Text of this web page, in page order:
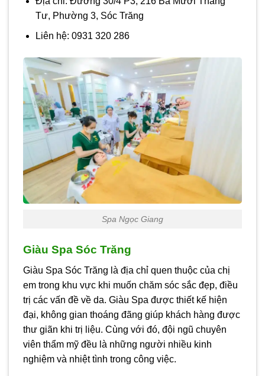
Tư, Phường 3, Sóc Trăng
Liên hệ: 0931 320 286
Spa Ngọc Giang
Giàu Spa Sóc Trăng
Giàu Spa Sóc Trăng là địa chỉ quen thuộc của chị
em trong khu vực khi muốn chăm sóc sắc đẹp, điều
trị các vấn đề về da. Giàu Spa được thiết kế hiện
đại, không gian thoáng đãng giúp khách hàng được
thư giãn khi trị liệu. Cùng với đó, đội ngũ chuyên
viên thẩm mỹ đều là những người nhiều kinh
nghiệm và nhiệt tình trong công việc.